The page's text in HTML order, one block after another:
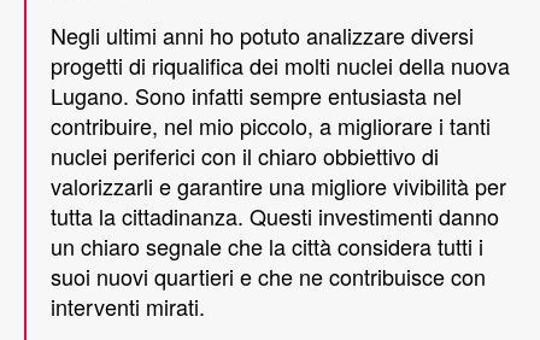
Negli ultimi anni ho potuto analizzare diversi
progetti di riqualifica dei molti nuclei della nuova
Lugano. Sono infatti sempre entusiasta nel
contribuire, nel mio piccolo, a migliorare i tanti
nuclei periferici con il chiaro obbiettivo di
valorizzarli e garantire una migliore vivibilità per
tutta la cittadinanza. Questi investimenti danno
un chiaro segnale che la città considera tutti i
suoi nuovi quartieri e che ne contribuisce con
interventi mirati.